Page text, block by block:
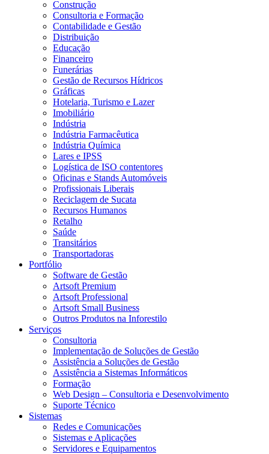
Construção
Consultoria e Formação
Contabilidade e Gestão
Distribuição
Educação
Financeiro
Funerárias
Gestão de Recursos Hídricos
Gráficas
Hotelaria, Turismo e Lazer
Imobiliário
Indústria
Indústria Farmacêutica
Indústria Química
Lares e IPSS
Logística de ISO contentores
Oficinas e Stands Automóveis
Profissionais Liberais
Reciclagem de Sucata
Recursos Humanos
Retalho
Saúde
Transitários
Transportadoras
Portfólio
Software de Gestão
Artsoft Premium
Artsoft Professional
Artsoft Small Business
Outros Produtos na Inforestilo
Serviços
Consultoria
Implementação de Soluções de Gestão
Assistência a Soluções de Gestão
Assistência a Sistemas Informáticos
Formação
Web Design – Consultoria e Desenvolvimento
Suporte Técnico
Sistemas
Redes e Comunicações
Sistemas e Aplicações
Servidores e Equipamentos